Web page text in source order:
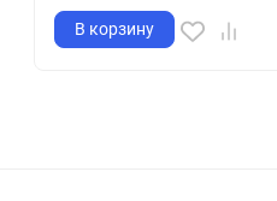
В корзину